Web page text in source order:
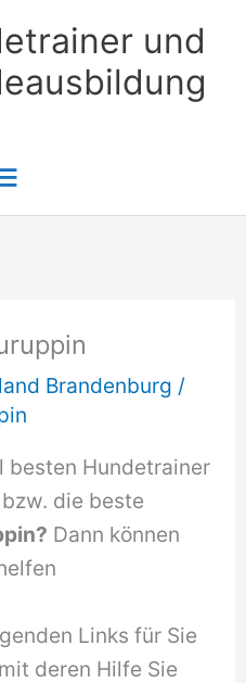
und
Brandenburg /
besten Hundetrainer
die beste
Dann können
Links für Sie
deren Hilfe Sie